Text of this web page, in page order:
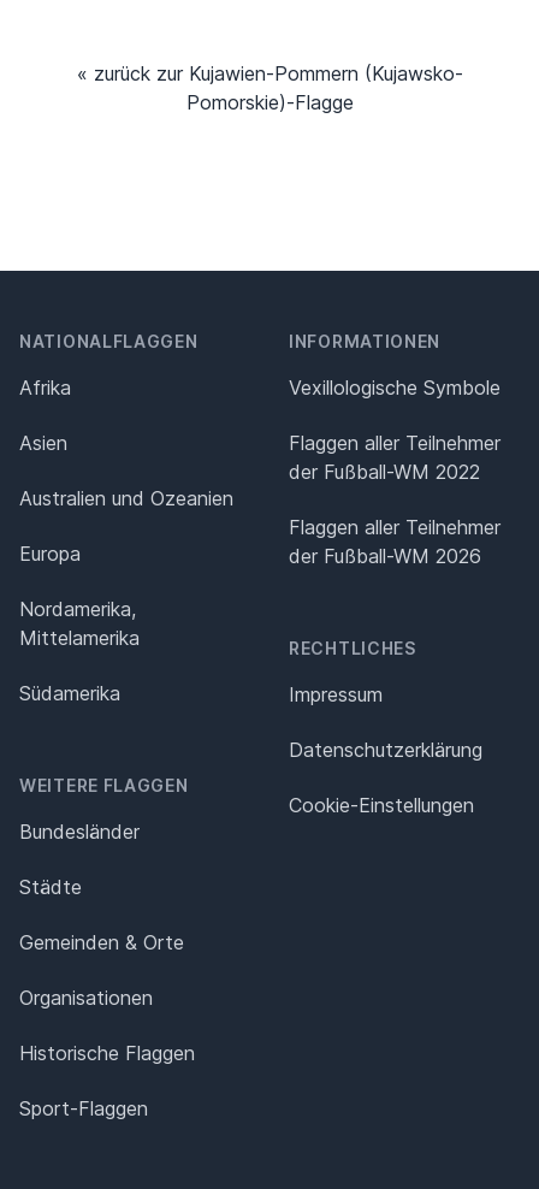
« zurück zur Kujawien-Pommern (Kujawsko-
Pomorskie)-Flagge
NATIONALFLAGGEN
Afrika
Asien
Australien und Ozeanien
Europa
Nordamerika,
Mittelamerika
Südamerika
WEITERE FLAGGEN
Bundesländer
Städte
Gemeinden & Orte
Organisationen
Historische Flaggen
Sport-Flaggen
INFORMATIONEN
Vexillologische Symbole
Flaggen aller Teilnehmer
der Fußball-WM 2022
Flaggen aller Teilnehmer
der Fußball-WM 2026
RECHTLICHES
Impressum
Datenschutz­erklärung
Cookie-Einstellungen